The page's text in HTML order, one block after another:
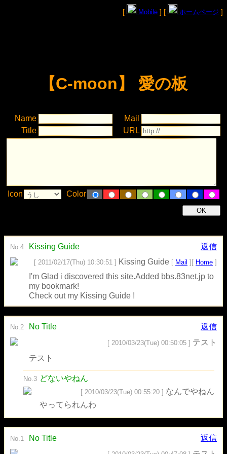
[ Mobile ] [ ホームページ ]
【C-moon】 愛の板
Name
Mail
Title
URL
Icon Color
No.4 Kissing Guide 返信
[ 2011/02/17(Thu) 10:30:51 ] Kissing Guide [ Mail ][ Home ]
I'm Glad i discovered this site.Added bbs.83net.jp to
my bookmark!
Check out my Kissing Guide !
No.2 No Title 返信
[ 2010/03/23(Tue) 00:50:05 ] テスト
テスト
No.3 どないやねん
[ 2010/03/23(Tue) 00:55:20 ] なんでやねん
やってられんわ
No.1 No Title 返信